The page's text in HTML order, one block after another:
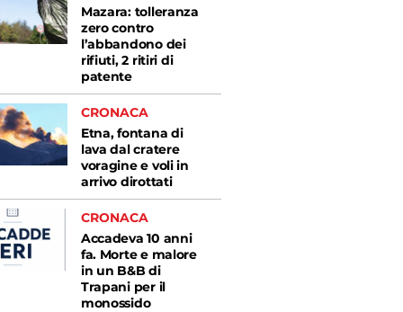
Mazara: tolleranza
zero contro
l’abbandono dei
rifiuti, 2 ritiri di
patente
CRONACA
Etna, fontana di
lava dal cratere
voragine e voli in
arrivo dirottati
CRONACA
Accadeva 10 anni
fa. Morte e malore
in un B&B di
Trapani per il
monossido